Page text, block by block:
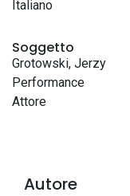
Italiano
Soggetto
Grotowski, Jerzy
Performance
Attore
Autore